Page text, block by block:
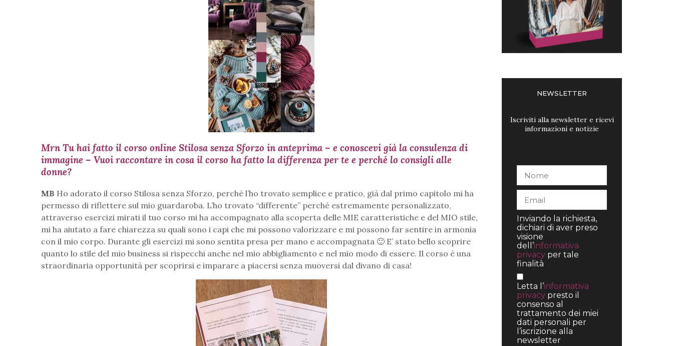
Mrn Tu hai fatto il corso online Stilosa senza Sforzo in anteprima – e conoscevi già la consulenza di
immagine – Vuoi raccontare in cosa il corso ha fatto la differenza per te e perché lo consigli alle
donne?
MB Ho adorato il corso Stilosa senza Sforzo, perché l’ho trovato semplice e pratico, già dal primo capitolo mi ha
permesso di riflettere sul mio guardaroba. L’ho trovato “differente” perché estremamente personalizzato,
attraverso esercizi mirati il tuo corso mi ha accompagnato alla scoperta delle MIE caratteristiche e del MIO stile,
mi ha aiutato a fare chiarezza su quali sono i capi che mi possono valorizzare e mi possono far sentire in armonia
con il mio corpo. Durante gli esercizi mi sono sentita presa per mano e accompagnata 🙂 E’ stato bello scoprire
quanto lo stile del mio business si rispecchi anche nel mio abbigliamento e nel mio modo di essere. Il corso è una
straordinaria opportunità per scoprirsi e imparare a piacersi senza muoversi dal divano di casa!
NEWSLETTER
Iscriviti alla newsletter e ricevi
informazioni e notizie
Inviando la richiesta,
dichiari di aver preso
visione
dell’informativa
privacy per tale
finalità
Letta l’informativa
privacy presto il
consenso al
trattamento dei miei
dati personali per
l’iscrizione alla
newsletter